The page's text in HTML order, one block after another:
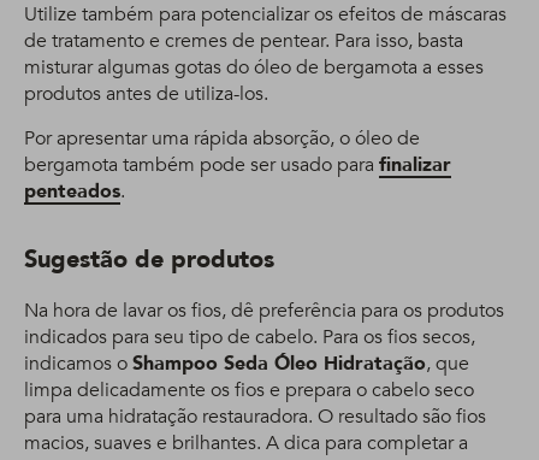
Utilize também para potencializar os efeitos de máscaras
de tratamento e cremes de pentear. Para isso, basta
misturar algumas gotas do óleo de bergamota a esses
produtos antes de utiliza-los.
Por apresentar uma rápida absorção, o óleo de
bergamota também pode ser usado para finalizar
penteados.
Sugestão de produtos
Na hora de lavar os fios, dê preferência para os produtos
indicados para seu tipo de cabelo. Para os fios secos,
indicamos oShampoo Seda Óleo Hidratação, que
limpa delicadamente os fios e prepara o cabelo seco
para uma hidratação restauradora. O resultado são fios
macios, suaves e brilhantes. A dica para completar a